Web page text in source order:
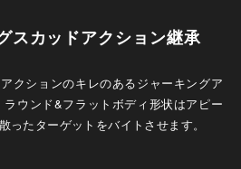
スカッドアクション継承
クションのキレのあるジャーキングア
ウンド&フラットボディ形状はアピー
ったターゲットをバイトさせます。